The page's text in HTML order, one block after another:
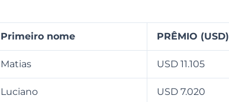
Primeiro nome PRÊMIO (USD)
Matias USD 11.105
Luciano USD 7.020